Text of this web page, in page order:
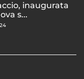
inaugurata
s...